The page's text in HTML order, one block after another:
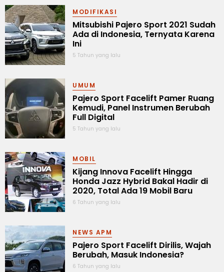
MODIFIKASI
Mitsubishi Pajero Sport 2021 Sudah
Ada di Indonesia, Ternyata Karena
Ini
5 Tahun yang lalu
UMUM
Pajero Sport Facelift Pamer Ruang
Kemudi, Panel Instrumen Berubah
Full Digital
5 Tahun yang lalu
MOBIL
Kijang Innova Facelift Hingga
Honda Jazz Hybrid Bakal Hadir di
2020, Total Ada 19 Mobil Baru
6 Tahun yang lalu
NEWS APM
Pajero Sport Facelift Dirilis, Wajah
Berubah, Masuk Indonesia?
6 Tahun yang lalu